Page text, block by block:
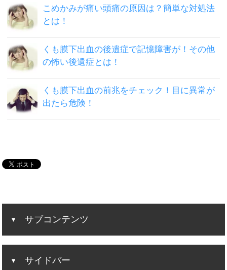
こめかみが痛い頭痛の原因は？簡単な対処法
とは！
くも膜下出血の後遺症で記憶障害が！その他
の怖い後遺症とは！
くも膜下出血の前兆をチェック！目に異常が
出たら危険！
サブコンテンツ
サイドバー